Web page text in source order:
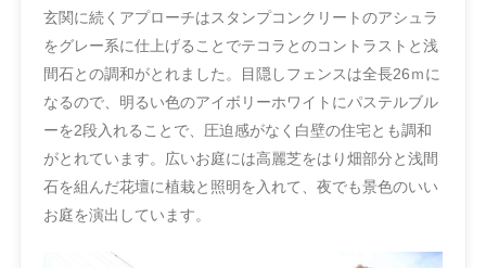
玄関に続くアプローチはスタンプコンクリートのアシュラ
をグレー系に仕上げることでテコラとのコントラストと浅
間石との調和がとれました。目隠しフェンスは全長26ｍに
なるので、明るい色のアイボリーホワイトにパステルブル
ーを2段入れることで、圧迫感がなく白壁の住宅とも調和
がとれています。広いお庭には高麗芝をはり畑部分と浅間
石を組んだ花壇に植栽と照明を入れて、夜でも景色のいい
お庭を演出しています。